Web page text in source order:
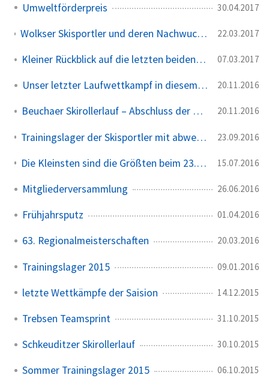
Umweltförderpreis 30.04.2017
Wolkser Skisportler und deren Nachwuchs erfolgreich bei den Regionalmeisterschaften im Skilanglauf 22.03.2017
Kleiner Rückblick auf die letzten beiden Wintermonate 07.03.2017
Unser letzter Laufwettkampf in diesem Jahr 20.11.2016
Beuchaer Skirollerlauf – Abschluss der Rollersession 20.11.2016
Trainingslager der Skisportler mit abwechslungsreichem Programm 23.09.2016
Die Kleinsten sind die Größten beim 23.Schkeuditzer Auenwaldlauf 15.07.2016
Mitgliederversammlung 26.06.2016
Frühjahrsputz 01.04.2016
63. Regionalmeisterschaften 20.03.2016
Trainingslager 2015 09.01.2016
letzte Wettkämpfe der Saision 14.12.2015
Trebsen Teamsprint 31.10.2015
Schkeuditzer Skirollerlauf 30.10.2015
Sommer Trainingslager 2015 06.10.2015